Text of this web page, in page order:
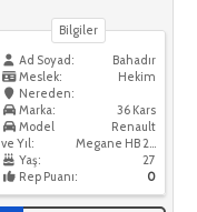
Bilgiler
Ad Soyad:
Bahadır
Meslek:
Hekim
Nereden:
36 Kars
Marka:
Renault
Model
ve Yıl:
Megane HB 2018
Yaş:
27
Rep Puanı:
0